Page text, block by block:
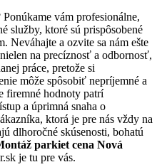
Ponúkame vám profesionálne,
služby, ktoré sú prispôsobené
Neváhajte a ozvite sa nám ešte
na precíznosť a odbornosť,
práce, pretože si
môže spôsobiť nepríjemné a
firemné hodnoty patrí
a úprimná snaha o
ktorá je pre nás vždy na
dlhoročné skúsenosti, bohatú
parkiet cena Nová
je tu pre vás.